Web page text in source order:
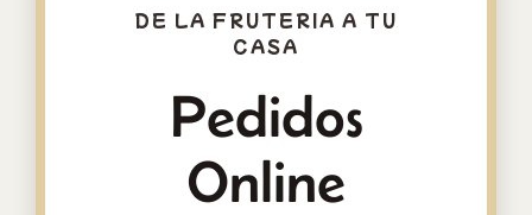
DE LA FRUTERIA A TU
CASA
Pedidos
Online